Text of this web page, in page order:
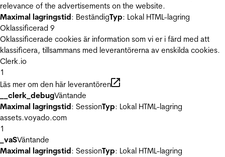
relevance of the advertisements on the website.
Maximal lagringstid: BeständigTyp: Lokal HTML-lagring
Oklassificerad 9
Oklassificerade cookies är information som vi er i färd med att
klassificera, tillsammans med leverantörerna av enskilda cookies.
Clerk.io
1
Läs mer om den här leverantören
__clerk_debugVäntande
Maximal lagringstid: SessionTyp: Lokal HTML-lagring
assets.voyado.com
1
_vaSVäntande
Maximal lagringstid: SessionTyp: Lokal HTML-lagring